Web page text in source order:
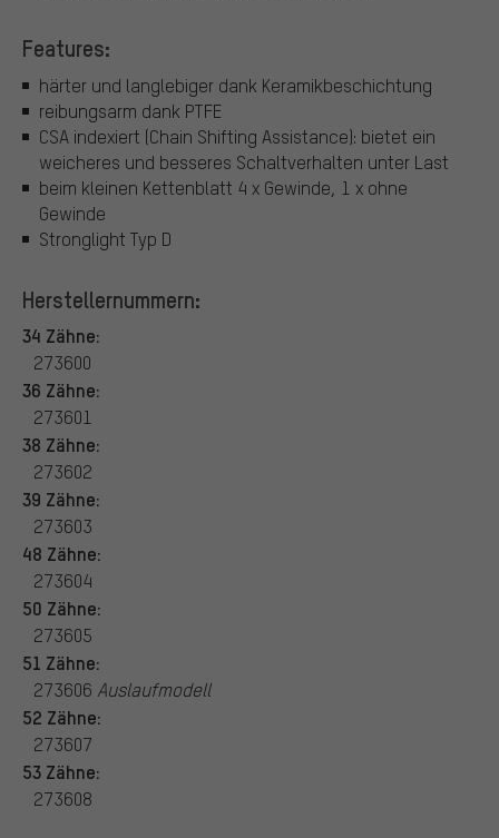
Features:
härter und langlebiger dank Keramikbeschichtung
reibungsarm dank PTFE
CSA indexiert (Chain Shifting Assistance): bietet ein
weicheres und besseres Schaltverhalten unter Last
beim kleinen Kettenblatt 4 x Gewinde, 1 x ohne
Gewinde
Stronglight Typ D
Herstellernummern:
34 Zähne:
273600
36 Zähne:
273601
38 Zähne:
273602
39 Zähne:
273603
48 Zähne:
273604
50 Zähne:
273605
51 Zähne:
273606 Auslaufmodell
52 Zähne:
273607
53 Zähne:
273608